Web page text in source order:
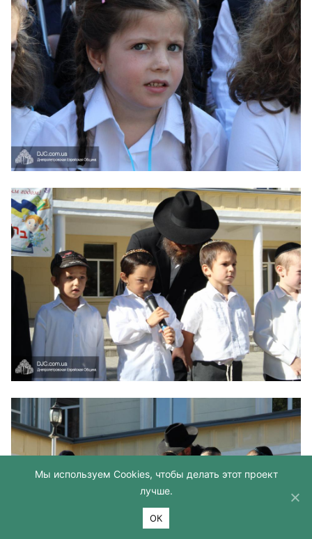
Мы используем Cookies, чтобы делать этот проект
лучше.
ОК